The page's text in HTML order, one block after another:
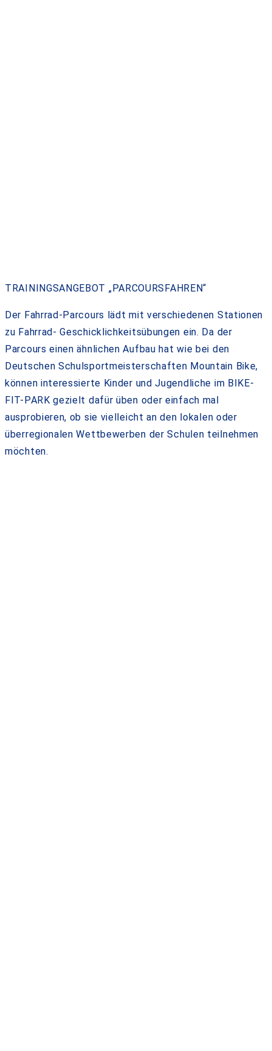
TRAININGSANGEBOT „PARCOURSFAHREN“
Der Fahrrad-Parcours lädt mit verschiedenen Stationen
zu Fahrrad- Geschicklichkeitsübungen ein. Da der
Parcours einen ähnlichen Aufbau hat wie bei den
Deutschen Schulsportmeisterschaften Mountain Bike,
können interessierte Kinder und Jugendliche im BIKE-
FIT-PARK gezielt dafür üben oder einfach mal
ausprobieren, ob sie vielleicht an den lokalen oder
überregionalen Wettbewerben der Schulen teilnehmen
möchten.